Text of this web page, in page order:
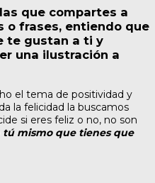
que compartes a
o frases, entiendo que
te gustan a ti y
una ilustración a
el tema de positividad y
la felicidad la buscamos
si eres feliz o no, no son
tú mismo que tienes que